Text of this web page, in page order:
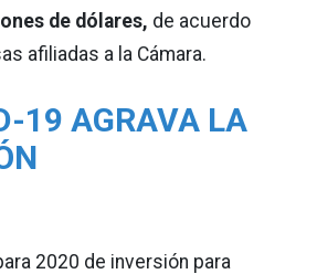
de dólares, de acuerdo
afiliadas a la Cámara.
19 AGRAVA LA
2020 de inversión para